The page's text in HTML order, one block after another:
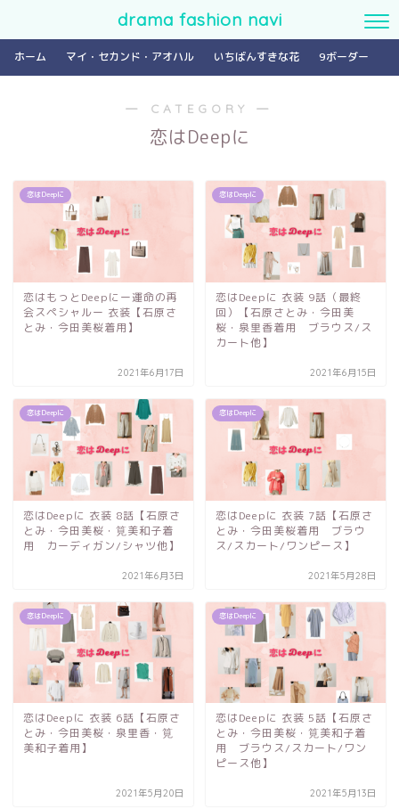
drama fashion navi
ホーム マイ・セカンド・アオハル いちばんすきな花 9ボーダー
― CATEGORY ―
恋はDeepに
恋はDeepに
恋はもっとDeepにー運命の再
会スペシャルー 衣装【石原さ
とみ・今田美桜着用】
2021年6月17日
恋はDeepに
恋はDeepに 衣装 9話（最終
回）【石原さとみ・今田美
桜・泉里香着用 ブラウス/ス
カート他】
2021年6月15日
恋はDeepに
恋はDeepに 衣装 8話【石原さ
とみ・今田美桜・筧美和子着
用 カーディガン/シャツ他】
2021年6月3日
恋はDeepに
恋はDeepに 衣装 7話【石原さ
とみ・今田美桜着用 ブラウ
ス/スカート/ワンピース】
2021年5月28日
恋はDeepに
恋はDeepに 衣装 6話【石原さ
とみ・今田美桜・泉里香・筧
美和子着用】
2021年5月20日
恋はDeepに
恋はDeepに 衣装 5話【石原さ
とみ・今田美桜・筧美和子着
用 ブラウス/スカート/ワン
ピース他】
2021年5月13日